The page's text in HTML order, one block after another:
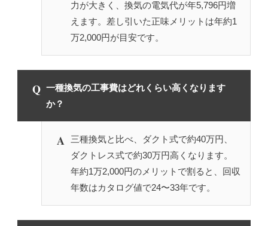
力が大きく、換気の電気代が年5,796円増
えます。差し引いた正味メリットは年約1
万2,000円が目安です。
Q 一種換気の工事費はどれくらい高くなります
か？
A
三種換気と比べ、ダクト式で約40万円、
ダクトレス式で約30万円高くなります。
年約1万2,000円のメリットで割ると、回収
年数はカタログ値で24〜33年です。